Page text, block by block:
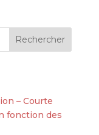
– Courte
fonction des